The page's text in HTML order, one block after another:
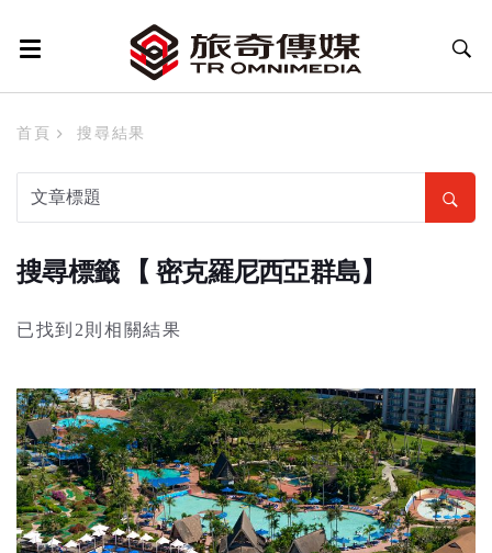
首頁 搜尋結果
搜尋標籤 【 密克羅尼西亞群島】
已找到2則相關結果